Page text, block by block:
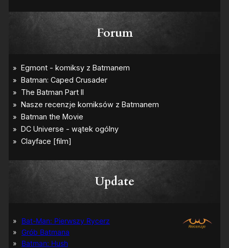
Forum
Update
Bat-Man: Pierwszy Rycerz
Grób Batmana
Batman: Hush